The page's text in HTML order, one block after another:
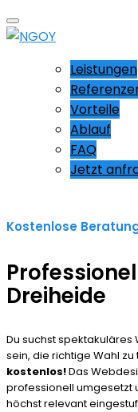
Leistungen
Vorteile
Ablauf
FAQ
Jetzt
Kostenlose
Dreiheide
Du suchst spektakuläres
sein, die richtige Wahl zu
kostenlos!Das
professionell umgesetzt
höchst relevant